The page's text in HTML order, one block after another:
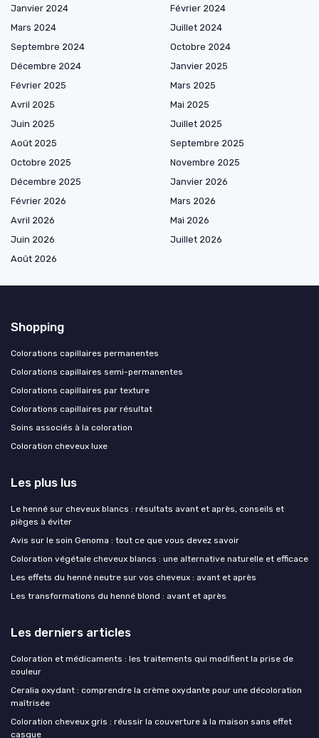
Janvier 2024
Février 2024
Mars 2024
Juillet 2024
Septembre 2024
Octobre 2024
Décembre 2024
Janvier 2025
Février 2025
Mars 2025
Avril 2025
Mai 2025
Juin 2025
Juillet 2025
Août 2025
Septembre 2025
Octobre 2025
Novembre 2025
Décembre 2025
Janvier 2026
Février 2026
Mars 2026
Avril 2026
Mai 2026
Juin 2026
Juillet 2026
Août 2026
Shopping
Colorations capillaires permanentes
Colorations capillaires semi-permanentes
Colorations capillaires par texture
Colorations capillaires par résultat
Soins associés à la coloration
Coloration cheveux luxe
Les plus lus
Le henné sur cheveux blancs : résultats avant et après, conseils et
pièges à éviter
Avis sur le soin Genoma : tout ce que vous devez savoir
Coloration végétale cheveux blancs : une alternative naturelle et efficace
Les effets du henné neutre sur vos cheveux : avant et après
Les transformations du henné blond : avant et après
Les derniers articles
Coloration et médicaments : les traitements qui modifient la prise de
couleur
Ceralia oxydant : comprendre la crème oxydante pour une décoloration
maîtrisée
Coloration cheveux gris : réussir la couverture à la maison sans effet
casque